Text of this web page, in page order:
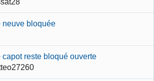
neuve bloquée
capot reste bloqué ouverte